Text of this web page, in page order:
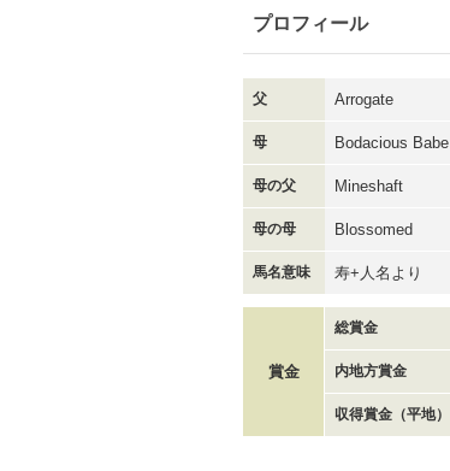
プロフィール
父 Arrogate
母 Bodacious Babe
母の父 Mineshaft
母の母 Blossomed
馬名意味 寿+人名より
賞金
総賞金
内地方賞金
収得賞金（平地）